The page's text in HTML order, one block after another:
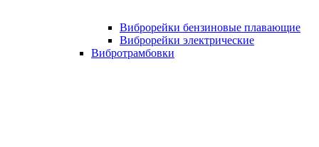
Виброрейки бензиновые плавающие
Виброрейки электрические
Вибротрамбовки